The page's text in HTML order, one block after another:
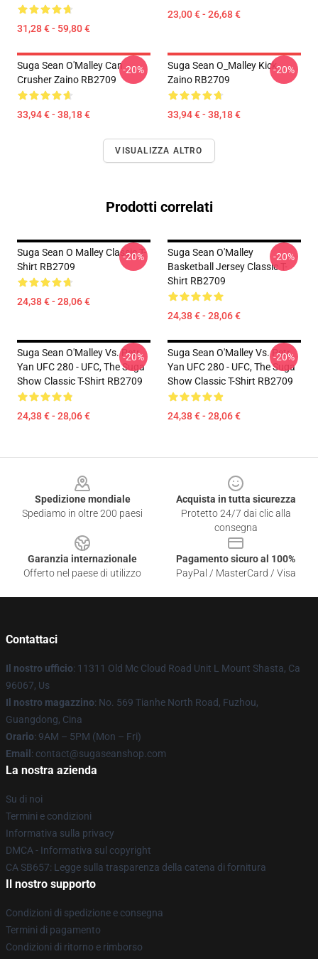
31,28 € - 59,80 €
23,00 € - 26,68 €
Suga Sean O'Malley Can
Crusher Zaino RB2709
33,94 € - 38,18 €
-20%
Suga Sean O_Malley Kick
Zaino RB2709
33,94 € - 38,18 €
-20%
VISUALIZZA ALTRO
Prodotti correlati
Suga Sean O Malley Classic T-
Shirt RB2709
24,38 € - 28,06 €
-20%
Suga Sean O'Malley
Basketball Jersey Classic T-
Shirt RB2709
24,38 € - 28,06 €
-20%
Suga Sean O'Malley Vs. Petr
Yan UFC 280 - UFC, The Suga
Show Classic T-Shirt RB2709
24,38 € - 28,06 €
-20%
Suga Sean O'Malley Vs. Petr
Yan UFC 280 - UFC, The Suga
Show Classic T-Shirt RB2709
24,38 € - 28,06 €
-20%
Spedizione mondiale
Spediamo in oltre 200 paesi
Acquista in tutta sicurezza
Protetto 24/7 dai clic alla
consegna
Garanzia internazionale
Offerto nel paese di utilizzo
Pagamento sicuro al 100%
PayPal / MasterCard / Visa
Contattaci
Il nostro ufficio: 11311 Old Mc Cloud Road Unit L Mount Shasta, Ca
96067, Us
Il nostro magazzino: No. 569 Tianhe North Road, Fuzhou,
Guangdong, Cina
Orario: 9AM – 5PM (Mon – Fri)
Email : contact@sugaseanshop.com
La nostra azienda
Su di noi
Termini e condizioni
Informativa sulla privacy
DMCA - Informativa sul copyright
CA SB657: Legge sulla trasparenza della catena di fornitura
Il nostro supporto
Condizioni di spedizione e consegna
Termini di pagamento
Condizioni di ritorno e rimborso